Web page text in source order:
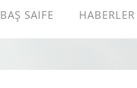
BAŞ SAIFE HABERLER